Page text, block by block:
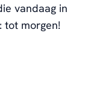
vandaag in
tot morgen!